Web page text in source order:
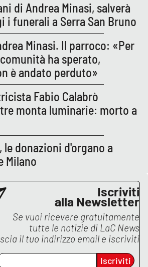
Grippo
di Andrea Minasi, salverà
i funerali a Serra San Bruno
Minasi. Il parroco: «Per
ha sperato,
è andato perduto»
Fabio Calabrò
monta luminarie: morto a
le donazioni d'organo a
Milano
Iscriviti
alla Newsletter
Se vuoi ricevere gratuitamente
tutte le notizie di LaC News
il tuo indirizzo email e iscriviti
Iscriviti